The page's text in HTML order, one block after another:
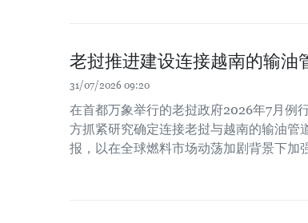
老挝推进建设连接越南的输油
31/07/2026 09:20
在首都万象举行的老挝政府2026年7月例
方抓紧研究确定连接老挝与越南的输油管
报，以在全球燃料市场动荡加剧背景下加